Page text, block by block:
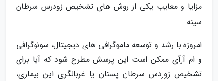
مزایا و معایب یکی از روش های تشخیص زودرس سرطان
سینه
امروزه با رشد و توسعه ماموگرافی های دیجیتال، سونوگرافی
و ام آرآی ممکن است این پرسش مطرح شود که آیا برای
تشخیص زوردس سرطان پستان یا غربالگری این بیماری،